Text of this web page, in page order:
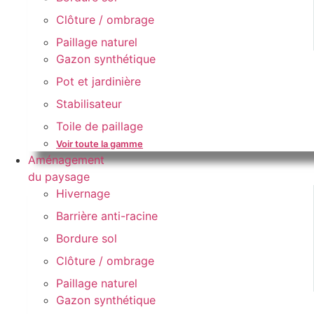
Clôture / ombrage
Paillage naturel
Gazon synthétique
Pot et jardinière
Stabilisateur
Toile de paillage
Voir toute la gamme
Aménagement
du paysage
Hivernage
Barrière anti-racine
Bordure sol
Clôture / ombrage
Paillage naturel
Gazon synthétique